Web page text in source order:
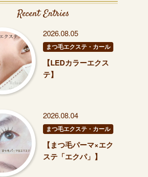
Recent Entries
2026.08.05
まつ毛エクステ・カール
【LEDカラーエクス
テ】
2026.08.04
まつ毛エクステ・カール
【まつ毛パーマ×エク
ステ「エクパ」】